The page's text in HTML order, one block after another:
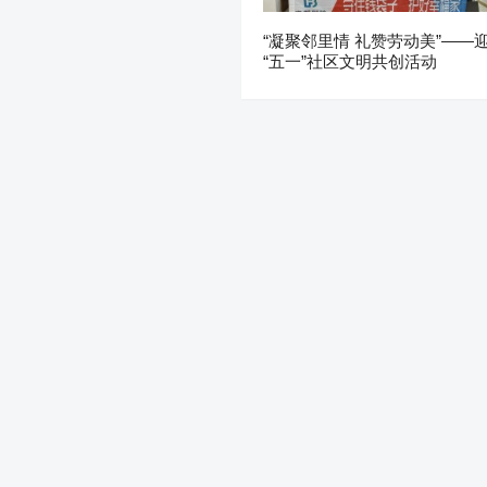
“凝聚邻里情 礼赞劳动美”——迎
“五一”社区文明共创活动